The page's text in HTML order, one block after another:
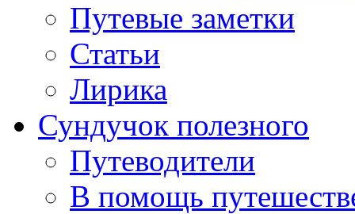
Путевые заметки
Статьи
Лирика
Сундучок полезного
Путеводители
В помощь